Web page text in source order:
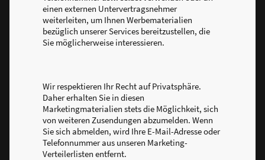
einen externen Untervertragsnehmer
weiterleiten, um Ihnen Werbematerialien
bezüglich unserer Services bereitzustellen, die
Sie möglicherweise interessieren.
Wir respektieren Ihr Recht auf Privatsphäre.
Daher erhalten Sie in diesen
Marketingmaterialien stets die Möglichkeit, sich
von weiteren Zusendungen abzumelden. Wenn
Sie sich abmelden, wird Ihre E-Mail-Adresse oder
Telefonnummer aus unseren Marketing-
Verteilerlisten entfernt.